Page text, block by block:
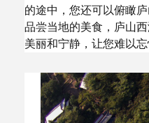
的途中，您还可以俯瞰
品尝当地的美食，庐山
美丽和宁静，让您难以